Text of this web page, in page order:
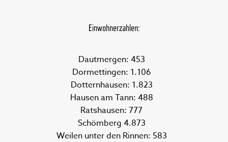
Einwohnerzahlen:
Dautmergen: 453
Dormettingen: 1.106
Dotternhausen: 1.823
Hausen am Tann: 488
Ratshausen: 777
Schömberg 4.873
Weilen unter den Rinnen: 583